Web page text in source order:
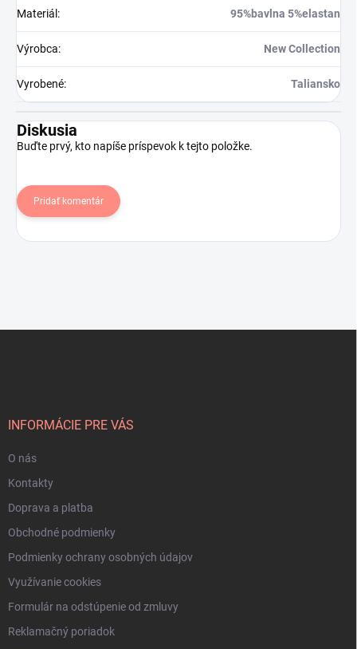
Materiál : 95%bavlna 5%elastan
Výrobca: New Collection
Vyrobené: Taliansko
Diskusia
Buďte prvý, kto napíše príspevok k tejto položke.
Pridať komentár
INFORMÁCIE PRE VÁS
O nás
Kontakty
Doprava a platba
Obchodné podmienky
Podmienky ochrany osobných údajov
Využívanie cookies
Formulár na odstúpenie od zmluvy
Reklamačný poriadok